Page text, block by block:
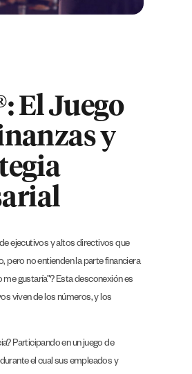
El Juego
y
ejecutivos y altos directivos que
pero no entienden la parte financiera
gustaría”? Esta desconexión es
viven de los números, y los
Participando en un juego de
el cual sus empleados y